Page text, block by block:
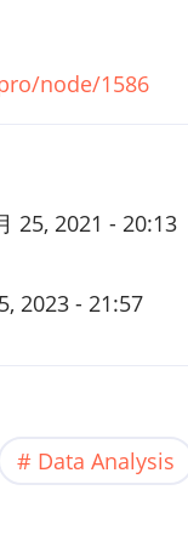
node/1586
25, 2021 - 20:13
2023 - 21:57
Data Analysis